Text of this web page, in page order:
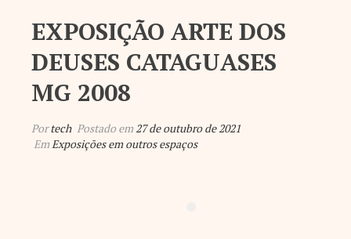
EXPOSIÇÃO ARTE DOS
DEUSES CATAGUASES
MG 2008
Portech Postado em27 de outubro de 2021
EmExposições em outros espaços